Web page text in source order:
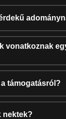
vonatkoznak
támogatásról?
nektek?